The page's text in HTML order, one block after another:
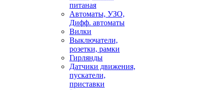
питаная
Автоматы, УЗО,
Дифф. автоматы
Вилки
Выключатели,
розетки, рамки
Гирлянды
Датчики движения,
пускатели,
приставки